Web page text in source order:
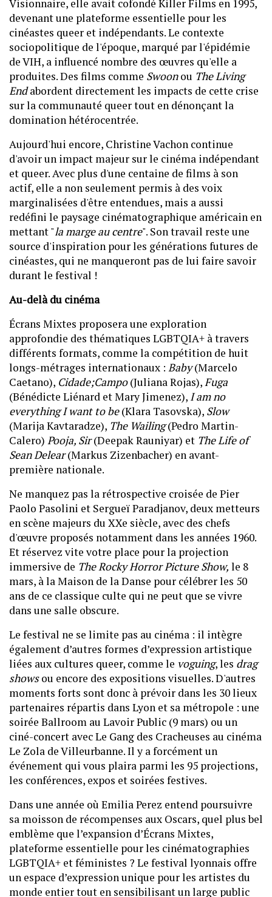
Visionnaire, elle avait cofondé Killer Films en 1995,
devenant une plateforme essentielle pour les
cinéastes queer et indépendants. Le contexte
sociopolitique de l'époque, marqué par l'épidémie
de VIH, a influencé nombre des œuvres qu'elle a
produites. Des films comme Swoonou The Living
Endabordent directement les impacts de cette crise
sur la communauté queer tout en dénonçant la
domination hétérocentrée.
Aujourd'hui encore, Christine Vachon continue
d'avoir un impact majeur sur le cinéma indépendant
et queer. Avec plus d'une centaine de films à son
actif, elle a non seulement permis à des voix
marginalisées d'être entendues, mais a aussi
redéfini le paysage cinématographique américain en
mettant "la marge au centre". Son travail reste une
source d'inspiration pour les générations futures de
cinéastes, qui ne manqueront pas de lui faire savoir
durant le festival !
Au-delà du cinéma
Écrans Mixtes proposera une exploration
approfondie des thématiques LGBTQIA+ à travers
différents formats, comme la compétition de huit
longs-métrages internationaux : Baby(Marcelo
Caetano), Cidade;Campo(Juliana Rojas),Fuga
(Bénédicte Liénard et Mary Jimenez), I am no
everything I want to be(Klara Tasovska), Slow
(Marija Kavtaradze), The Wailing(Pedro Martin-
Calero) Pooja, Sir(Deepak Rauniyar) et The Life of
Sean Delear(Markus Zizenbacher) en avant-
première nationale.
Ne manquez pas la rétrospective croisée de Pier
Paolo Pasolini et Sergueï Paradjanov, deux metteurs
en scène majeurs du XXe siècle, avec des chefs
d'œuvre proposés notamment dans les années 1960.
Et réservez vite votre place pour la projection
immersive de The Rocky Horror Picture Show, le 8
mars, à la Maison de la Danse pour célébrer les 50
ans de ce classique culte qui ne peut que se vivre
dans une salle obscure.
Le festival ne se limite pas au cinéma : il intègre
également d’autres formes d’expression artistique
liées aux cultures queer, comme le voguing, les drag
showsou encore des expositions visuelles. D'autres
moments forts sont donc à prévoir dans les 30 lieux
partenaires répartis dans Lyon et sa métropole : une
soirée Ballroom au Lavoir Public (9 mars) ou un
ciné-concert avec Le Gang des Cracheuses au cinéma
Le Zola de Villeurbanne. Il y a forcément un
événement qui vous plaira parmi les 95 projections,
les conférences, expos et soirées festives.
Dans une année où Emilia Perez entend poursuivre
sa moisson de récompenses aux Oscars, quel plus bel
emblème que l’expansion d’Écrans Mixtes,
plateforme essentielle pour les cinématographies
LGBTQIA+ et féministes ? Le festival lyonnais offre
un espace d’expression unique pour les artistes du
monde entier tout en sensibilisant un large public